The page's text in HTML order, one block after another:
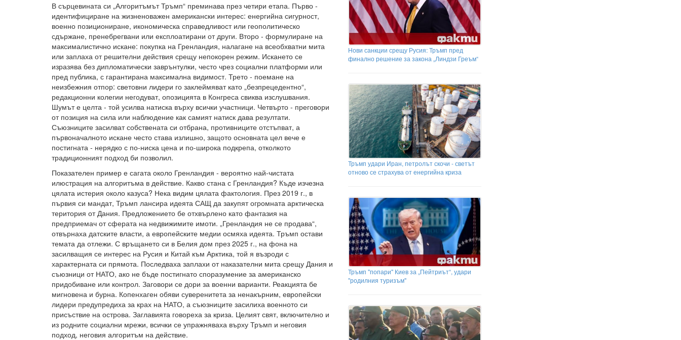
В сърцевината си „Алгоритъмът Тръмп“ преминава през четири етапа. Първо -
идентифициране на жизненоважен американски интерес: енергийна сигурност,
военно позициониране, икономическа справедливост или геополитическо
сдържане, пренебрегвани или експлоатирани от други. Второ - формулиране на
максималистично искане: покупка на Гренландия, налагане на всеобхватни мита
или заплаха от решителни действия срещу непокорен режим. Искането се
изразява без дипломатически заврънтулки, често чрез социални платформи или
пред публика, с гарантирана максимална видимост. Трето - поемане на
неизбежния отпор: световни лидери го заклеймяват като „безпрецедентно“,
редакционни колегии негодуват, опозицията в Конгреса свиква изслушвания.
Шумът е целта - той усилва натиска върху всички участници. Четвърто - преговори
от позиция на сила или наблюдение как самият натиск дава резултати.
Съюзниците засилват собствената си отбрана, противниците отстъпват, а
първоначалното искане често става излишно, защото основната цел вече е
постигната - нерядко с по-ниска цена и по-широка подкрепа, отколкото
традиционният подход би позволил.
Показателен пример е сагата около Гренландия - вероятно най-чистата
илюстрация на алгоритъма в действие. Какво стана с Гренландия? Къде изчезна
цялата истерия около казуса? Нека видим цялата фактология. През 2019 г., в
първия си мандат, Тръмп лансира идеята САЩ да закупят огромната арктическа
територия от Дания. Предложението бе отхвърлено като фантазия на
предприемач от сферата на недвижимите имоти. „Гренландия не се продава“,
отвърнаха датските власти, а европейските медии осмяха идеята. Тръмп остави
темата да отлежи. С връщането си в Белия дом през 2025 г., на фона на
засилващия се интерес на Русия и Китай към Арктика, той я възроди с
характерната си прямота. Последваха заплахи от наказателни мита срещу Дания и
съюзници от НАТО, ако не бъде постигнато споразумение за американско
придобиване или контрол. Заговори се дори за военни варианти. Реакцията бе
мигновена и бурна. Копенхаген обяви суверенитета за ненакърним, европейски
лидери предупредиха за крах на НАТО, а съюзниците засилиха военното си
присъствие на острова. Заглавията говореха за криза. Целият свят, включително и
из родните социални мрежи, всички се упражняваха върху Тръмп и неговия
подход, неговия алгоритъм на действие.
Нови санкции срещу Русия: Тръмп пред
финално решение за закона „Линдзи Греъм“
Тръмп удари Иран, петролът скочи - светът
отново се страхува от енергийна криза
Тръмп "попари" Киев за „Пейтриът“, удари
"родилния туризъм"